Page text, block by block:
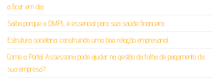
a ficar em dia
Saiba porque a DMPL é essencial para sua saúde financeira
Estrutura societária: construindo uma boa relação empresarial
Como a Portal Assessoria pode ajudar na gestão da folha de pagamento da
sua empresa?